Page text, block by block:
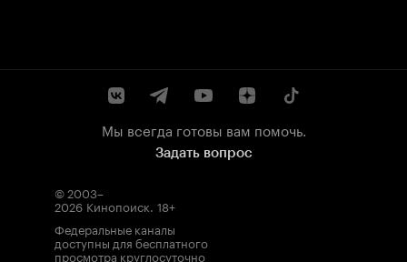
Мы всегда готовы вам помочь.
Задать вопрос
© 2003–
2026 Кинопоиск. 18+
Федеральные каналы
доступны для бесплатного
просмотра круглосуточно